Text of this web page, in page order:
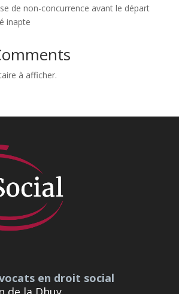
de non-concurrence avant le départ
inapte
à afficher.
en droit social